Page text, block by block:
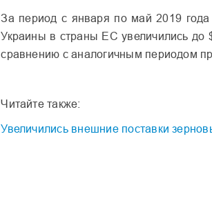
За период с января по май 2019
Украины в страны ЕС увеличились до
сравнению с аналогичным периодом
Читайте также:
Увеличились внешние поставки